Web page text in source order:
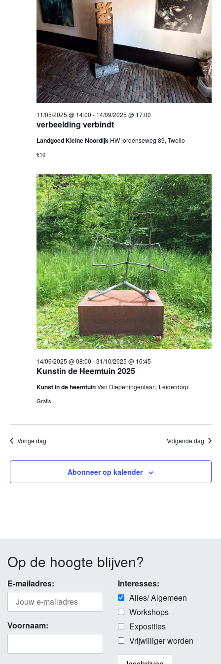
verbeelding verbindt
11/05/2025 @ 14:00 - 14/09/2025 @ 17:00
Landgoed Kleine Noordijk HW iordenseweg 89, Twello
€10
Kunstin de Heemtuin 2025
14/06/2025 @ 08:00 -31/10/2025 @ 16:45
Kunst in de heemtuinVan Diepeningenlaan, Leiderdorp
Gratis
Vorige dag Volgende dag
Abonneer op kalender
Op de hoogte blijven?
E-mailadres:
Voornaam:
Interesses:
Alles/ Algemeen
Workshops
Exposities
Vrijwilliger worden